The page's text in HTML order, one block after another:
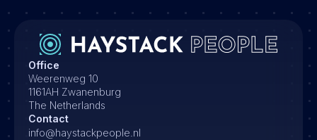
Office
Weerenweg 10
1161AH Zwanenburg
The Netherlands
Contact
info@haystackpeople.nl